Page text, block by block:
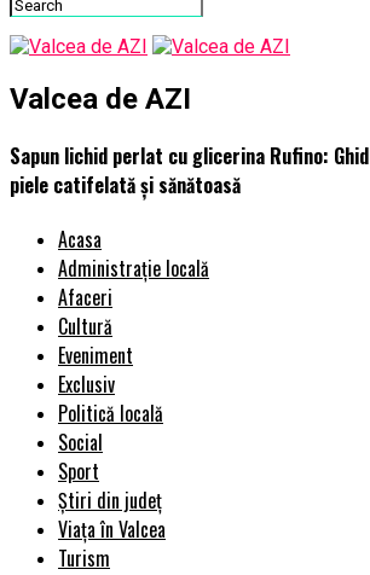
Valcea de AZI
Sapun lichid perlat cu glicerina Rufino:
piele catifelată și sănătoasă
Acasa
Administrație locală
Afaceri
Cultură
Eveniment
Exclusiv
Politică locală
Social
Sport
Știri din județ
Viața în Valcea
Turism